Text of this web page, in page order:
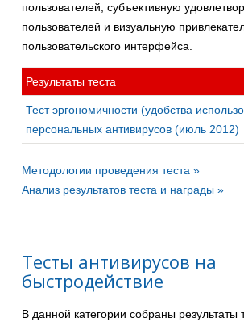
пользователей, субъективную
пользователей и визуальную
пользовательского интерфейса.
Результаты теста
Тест эргономичности (удобства
персональных антивирусов (июль 2012)
Методологии проведения теста »
Анализ результатов теста и награды »
Тесты антивирусов на
быстродействие
В данной категории собраны результаты